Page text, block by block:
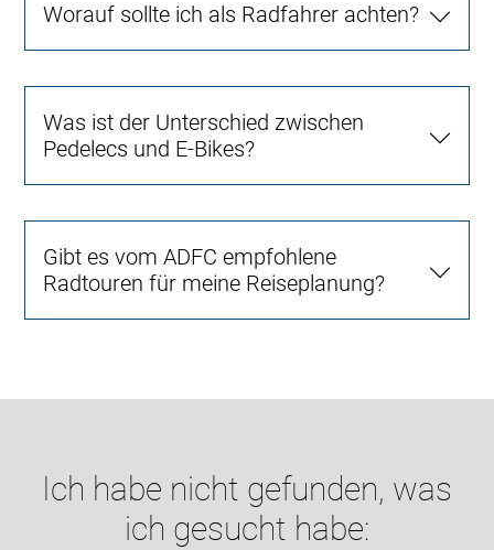
Worauf sollte ich als Radfahrer achten?
Was ist der Unterschied zwischen
Pedelecs und E-Bikes?
Gibt es vom ADFC empfohlene
Radtouren für meine Reiseplanung?
Ich habe nicht gefunden, was
ich gesucht habe: